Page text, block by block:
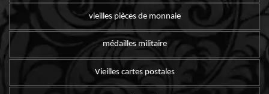
vieilles pièces de monnaie
médailles militaire
Vieilles cartes postales